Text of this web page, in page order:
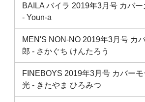
BAILA バイラ 2019年3月号 カバ
‐ Youn-a
MEN'S NON-NO 2019年3月号 カ
郎 ‐ さかぐち けんたろう
FINEBOYS 2019年3月号 カバー
光 ‐ きたやま ひろみつ